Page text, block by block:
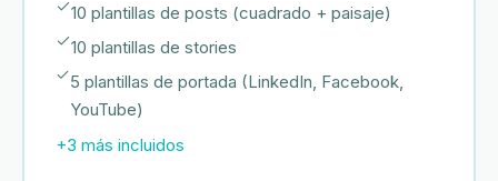
10 plantillas de posts (cuadrado + paisaje)
10 plantillas de stories
5 plantillas de portada (LinkedIn, Facebook,
YouTube)
+3 más incluidos